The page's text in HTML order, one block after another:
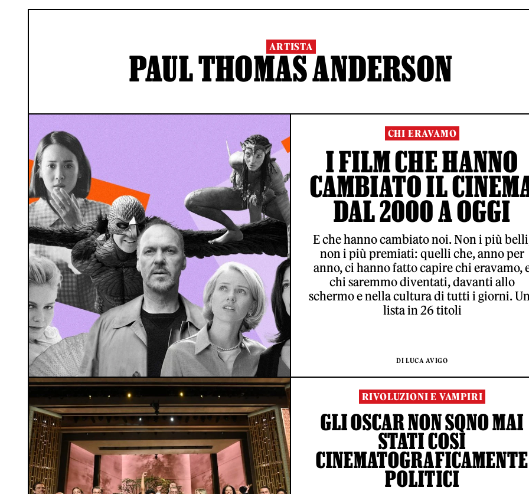
ARTISTA
PAUL THOMAS ANDERSON
CHI ERAVAMO
I FILM CHE HANNO
CAMBIATO IL
DAL 2000 A OGGI
E che hanno cambiato noi. Non i più
non i più premiati: quelli che, anno per
anno, ci hanno fatto capire chi eravamo,
chi saremmo diventati, davanti allo
schermo e nella cultura di tutti i giorni.
lista in 26 titoli
DI LUCA AVIGO
RIVOLUZIONI E VAMPIRI
GLI OSCAR NON SONO MAI
STATI COSÌ
CINEMATOGRAFICAMENTE
POLITICI